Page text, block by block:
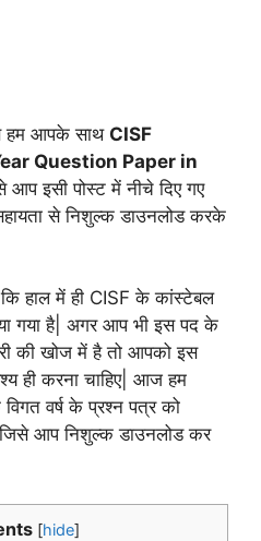
हम आपके साथ CISF
Question Paper in
इसी पोस्ट में नीचे दिए गए
से निशुल्क डाउनलोड करके
हाल में ही CISF के कांस्टेबल
गया है| अगर आप भी इस पद के
की खोज में है तो आपको इस
ही करना चाहिए| आज हम
विगत वर्ष के प्रश्न पत्र को
आप निशुल्क डाउनलोड कर
[hide]